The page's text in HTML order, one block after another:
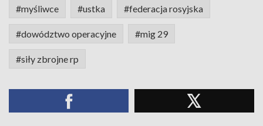
#myśliwce #ustka #federacja rosyjska
#dowództwo operacyjne #mig 29
#siły zbrojne rp